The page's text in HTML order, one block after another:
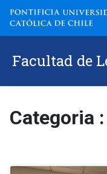
Facultad de
Categoria